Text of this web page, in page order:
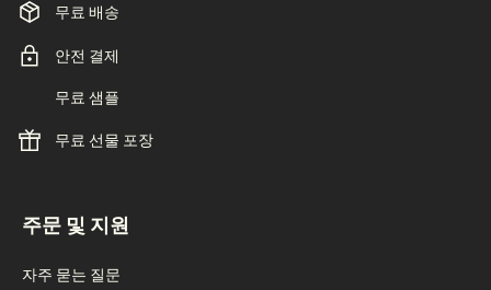
무료 배송
안전 결제
무료 샘플
무료 선물 포장
주문 및 지원
자주 묻는 질문